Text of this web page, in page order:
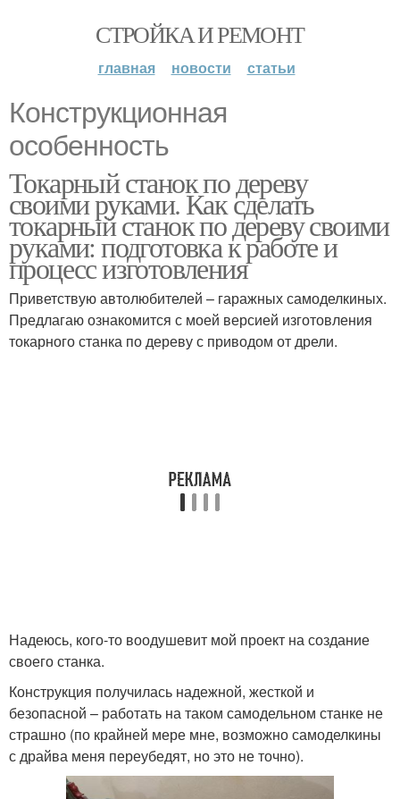
СТРОЙКА И РЕМОНТ
главная новости статьи
Конструкционная
особенность
Токарный станок по дереву
своими руками. Как сделать
токарный станок по дереву своими
руками: подготовка к работе и
процесс изготовления
Приветствую автолюбителей – гаражных самоделкиных.
Предлагаю ознакомится с моей версией изготовления
токарного станка по дереву с приводом от дрели.
Надеюсь, кого-то воодушевит мой проект на создание
своего станка.
Конструкция получилась надежной, жесткой и
безопасной – работать на таком самодельном станке не
страшно (по крайней мере мне, возможно самоделкины
с драйва меня переубедят, но это не точно).